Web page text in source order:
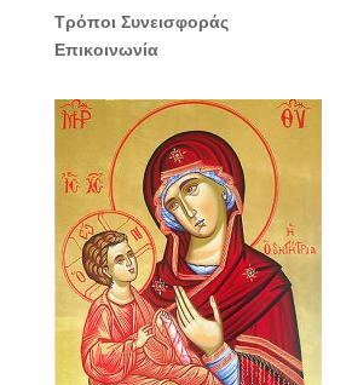
Τρόποι Συνεισφοράς
Επικοινωνία